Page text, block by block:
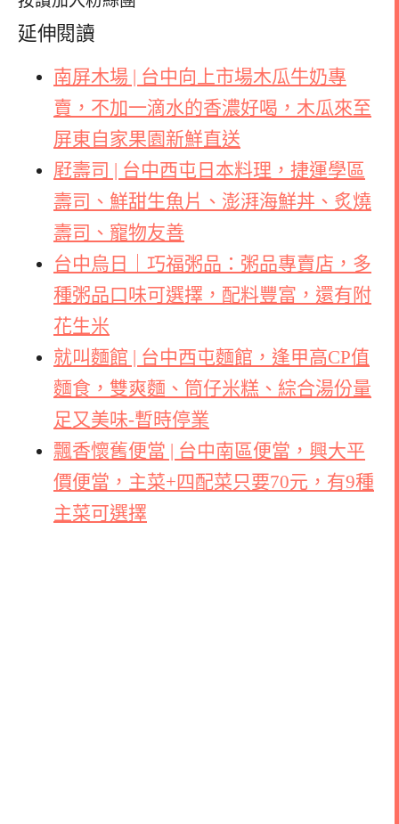
延伸閱讀
南屏木場 | 台中向上市場木瓜牛奶專
賣，不加一滴水的香濃好喝，木瓜來至
屏東自家果園新鮮直送
屘壽司 | 台中西屯日本料理，捷運學區
壽司、鮮甜生魚片、澎湃海鮮丼、炙燒
壽司、寵物友善
台中烏日｜巧福粥品：粥品專賣店，多
種粥品口味可選擇，配料豐富，還有附
花生米
就叫麵館 | 台中西屯麵館，逢甲高CP值
麵食，雙爽麵、筒仔米糕、綜合湯份量
足又美味-暫時停業
飄香懷舊便當 | 台中南區便當，興大平
價便當，主菜+四配菜只要70元，有9種
主菜可選擇